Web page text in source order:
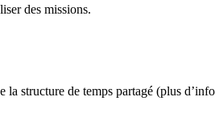
des missions.
structure de temps partagé (plus